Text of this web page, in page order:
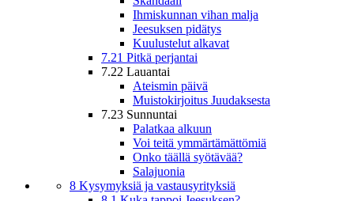
Ihmiskunnan vihan malja
Jeesuksen pidätys
Kuulustelut alkavat
7.21 Pitkä perjantai
7.22 Lauantai
Ateismin päivä
Muistokirjoitus Juudaksesta
7.23 Sunnuntai
Palatkaa alkuun
Voi teitä ymmärtämättömiä
Onko täällä syötävää?
Salajuonia
8 Kysymyksiä ja vastausyrityksiä